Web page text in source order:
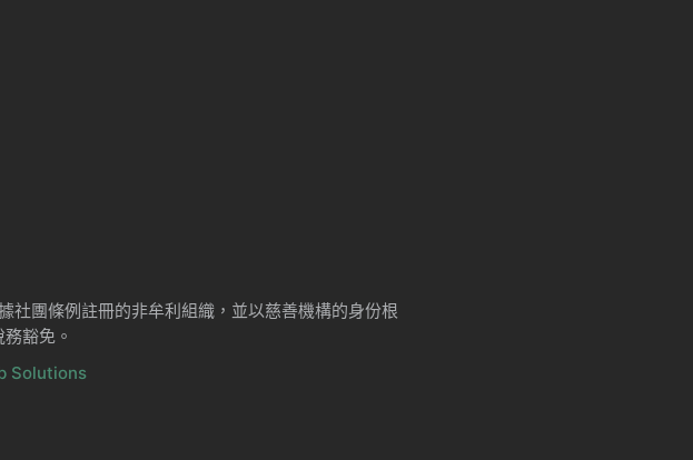
團條例註冊的非牟利組織，並以慈善機構的身份根
豁免。
Solutions